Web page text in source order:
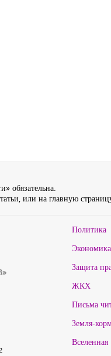
обязательна.
или на главную
Политика
Экономика
Защита
ЖКХ
Письма
Земля-
Вселенная